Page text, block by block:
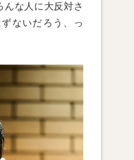
んな人に大反対さ
ないだろう、っ